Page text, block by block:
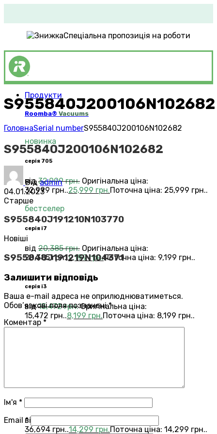
Спеціальна пропозиція на роботи
Продукти
Roomba® Vacuums
новинка
серія 705
від32,999грн. Оригінальна ціна:
32,999 грн..25,999 грн.Поточна ціна: 25,999 грн..
бестселер
серія i7
від 20,385грн. Оригінальна ціна:
20,385 грн..9,199грн.Поточна ціна: 9,199 грн..
серія i3
від15,472грн. Оригінальна ціна:
15,472 грн..8,199 грн.Поточна ціна: 8,199 грн..
від
36,694 грн..14,299 грн.Поточна ціна: 14,299 грн..
S955840J200106N102682
ГоловнаSerial numberS955840J200106N102682
S955840J200106N102682
Відadmin
04.01.2023
Старше
S955840J191210N103770
Новіші
S955840J191219N104371
Залишити відповідь
Ваша e-mail адреса не оприлюднюватиметься.
Обов’язкові поля позначені*
Коментар *
Ім'я *
Email *